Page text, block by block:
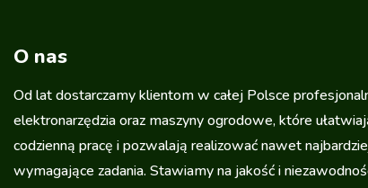
O nas
Od lat dostarczamy klientom w całej Polsce
elektronarzędzia oraz maszyny ogrodowe, które
codzienną pracę i pozwalają realizować nawet
wymagające zadania. Stawiamy na jakość i